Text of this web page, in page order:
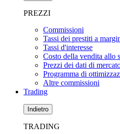
PREZZI
Commissioni
Tassi dei prestiti a
Tassi d'interesse
Costo della vendita allo
Prezzi dei dati di
Programma di
Altre commissioni
Trading
Indietro
TRADING